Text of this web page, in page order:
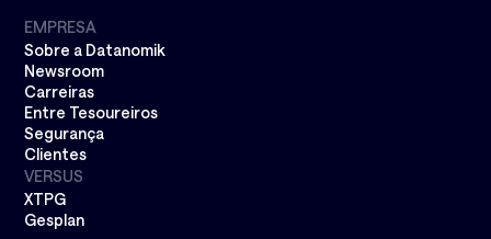
EMPRESA
Sobre a Datanomik
Newsroom
Carreiras
Entre Tesoureiros
Segurança
Clientes
VERSUS
XTPG
Gesplan